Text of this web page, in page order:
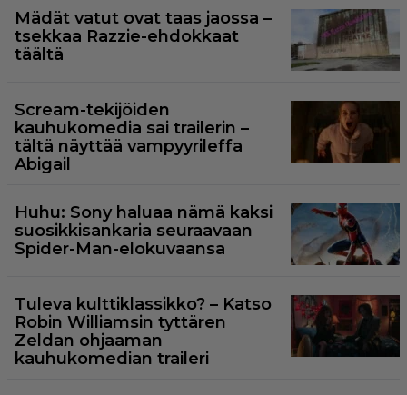
Mädät vatut ovat taas jaossa –
tsekkaa Razzie-ehdokkaat
täältä
Scream-tekijöiden
kauhukomedia sai trailerin –
tältä näyttää vampyyrileffa
Abigail
Huhu: Sony haluaa nämä kaksi
suosikkisankaria seuraavaan
Spider-Man-elokuvaansa
Tuleva kulttiklassikko? – Katso
Robin Williamsin tyttären
Zeldan ohjaaman
kauhukomedian traileri